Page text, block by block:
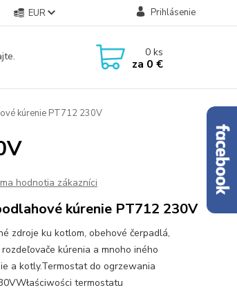
EUR Prihlásenie
0ks
za 0 €
kúrenie PT712 230V
hodnotia zákazníci
kúrenie PT712 230V
zdroje ku kotlom, obehové čerpadlá,
kúrenia a mnoho iného
a kotly.Termostat do ogrzewania
termostatu